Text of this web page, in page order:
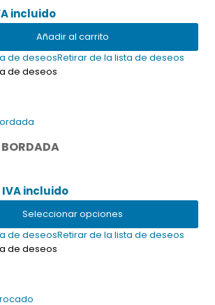
incluido
Añadir al carrito
de deseosRetirar de la lista de deseos
de deseos
IVA incluido
Seleccionar opciones
de deseosRetirar de la lista de deseos
de deseos